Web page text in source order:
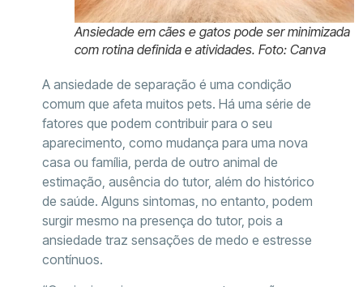
Ansiedade em cães e gatos pode ser minimizada
com rotina definida e atividades. Foto: Canva
A ansiedade de separação é uma condição
comum que afeta muitos pets. Há uma série de
fatores que podem contribuir para o seu
aparecimento, como mudança para uma nova
casa ou família, perda de outro animal de
estimação, ausência do tutor, além do histórico
de saúde. Alguns sintomas, no entanto, podem
surgir mesmo na presença do tutor, pois a
ansiedade traz sensações de medo e estresse
contínuos.